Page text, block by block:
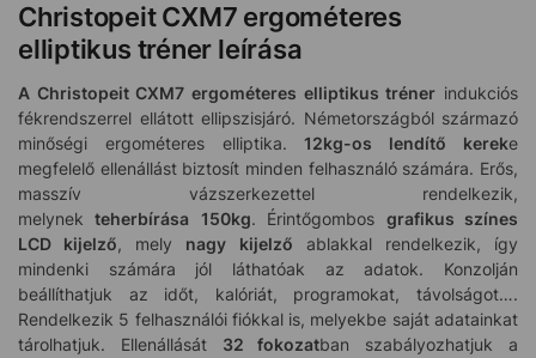
Christopeit CXM7 ergométeres
elliptikus tréner leírása
A Christopeit CXM7 ergométeres elliptikus tréner indukciós
fékrendszerrel ellátott ellipszisjáró. Németországból származó
minőségi ergométeres elliptika.12kg-os lendítő kereke
megfelelő ellenállást biztosít minden felhasználó számára. Erős,
masszív vázszerkezettel rendelkezik,
melynekteherbírása 150kg. Érintőgombos grafikus színes
LCD kijelző, mely nagy kijelző ablakkal rendelkezik, így
mindenki számára jól láthatóak az adatok. Konzolján
beállíthatjuk az időt, kalóriát, programokat, távolságot….
Rendelkezik 5 felhasználói fiókkal is, melyekbe saját adatainkat
tárolhatjuk. Ellenállását 32 fokozatban szabályozhatjuk a